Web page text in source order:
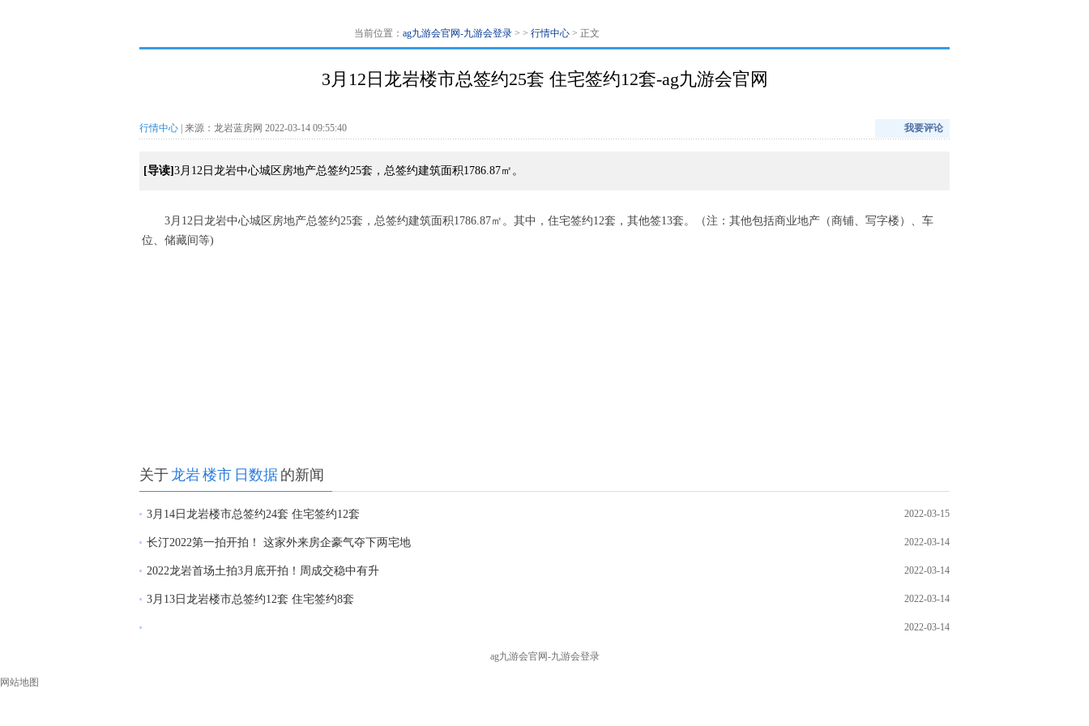
当前位置： ag九游会官网-九游会登录 > > 行情中心 > 正文
3月12日龙岩楼市总签约25套 住宅签约12套-ag九游会官网
行情中心 | 来源：龙岩蓝房网 2022-03-14 09:55:40 我要评论
[导读] 3月12日龙岩中心城区房地产总签约25套，总签约建筑面积1786.87㎡。
3月12日龙岩中心城区房地产总签约25套，总签约建筑面积1786.87㎡。其中，住宅签约12套，其他签13套。（注：其他包括商业地产（商铺、写字楼）、车
位、储藏间等)
关于 龙岩楼市 日数据 的新闻
3月14日龙岩楼市总签约24套 住宅签约12套 2022-03-15
长汀2022第一拍开拍！ 这家外来房企豪气夺下两宅地 2022-03-14
2022龙岩首场土拍3月底开拍！周成交稳中有升 2022-03-14
3月13日龙岩楼市总签约12套 住宅签约8套 2022-03-14
2022-03-14
ag九游会官网-九游会登录
网站地图